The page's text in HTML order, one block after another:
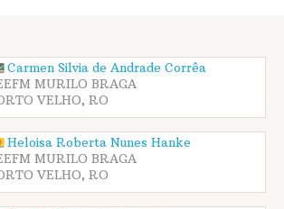
Carmen Silvia de Andrade Corrêa
MURILO BRAGA
VELHO, RO
Heloisa Roberta Nunes Hanke
MURILO BRAGA
VELHO, RO